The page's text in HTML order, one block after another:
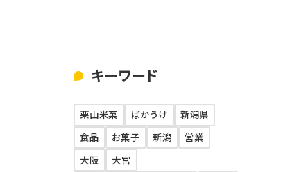
私たちの文化
よくあるご質問
キーワード
栗山米菓 ばかうけ
新潟県
食品
お菓子 新潟
営業
大阪
大宮